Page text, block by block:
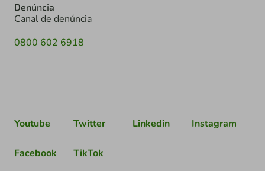
Denúncia
Canal de denúncia
0800 602 6918
Youtube Twitter Linkedin Instagram
Facebook TikTok